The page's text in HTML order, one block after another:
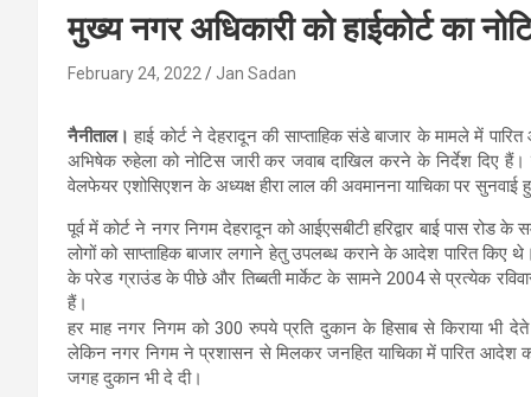
मुख्‍य नगर अधिकारी को हाईकोर्ट का
February 24, 2022 Jan Sadan
नैनीताल। हाई कोर्ट ने देहरादून की साप्ताहिक संडे बाजार के मामले में
अभिषेक रुहेला को नोटिस जारी कर जवाब दाखिल करने के निर्देश दिए हैं।
वेलफेयर एशोसिएशन के अध्यक्ष हीरा लाल की अवमानना याचिका पर सुनवाई
पूर्व में कोर्ट ने नगर निगम देहरादून को आईएसबीटी हरिद्वार बाई पास
लोगों को साप्ताहिक बाजार लगाने हेतु उपलब्ध कराने के आदेश पारित किए
के परेड ग्राउंड के पीछे और तिब्बती मार्केट के सामने 2004 से प्रत्येक
हैं।
हर माह नगर निगम को 300 रुपये प्रति दुकान के हिसाब से किराया भी
लेकिन नगर निगम ने प्रशासन से मिलकर जनहित याचिका में पारित आदेश
जगह दुकान भी दे दी।